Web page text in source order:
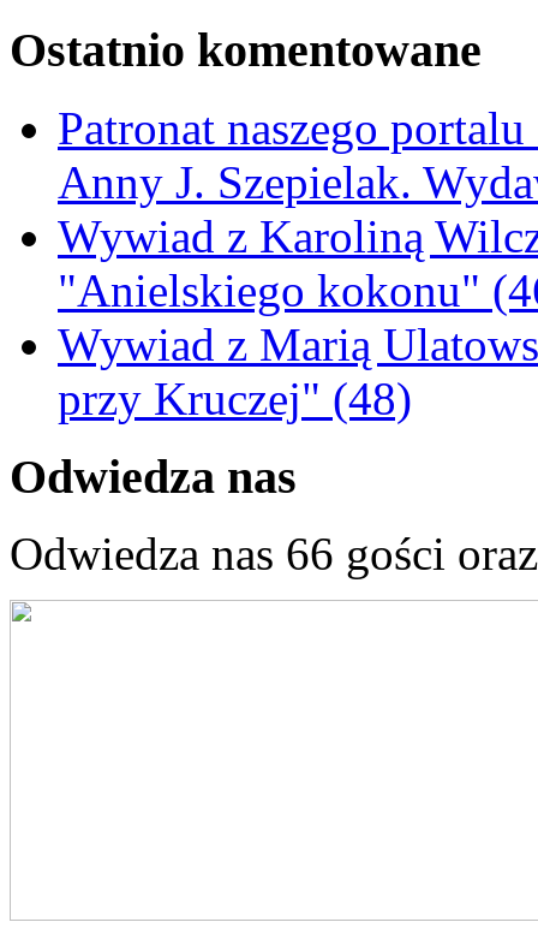
Ostatnio komentowane
Patronat naszego
Anny J. Szepielak.
Wywiad z Karoliną
"Anielskiego kokonu"
Wywiad z Marią
przy Kruczej" (48)
Odwiedza nas
Odwiedza nas 66 gości